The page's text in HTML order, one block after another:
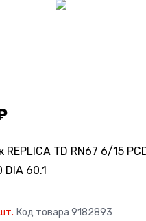
TD RN67 6/15
DIA 60.1
Код товара 9182893